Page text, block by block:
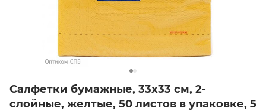
Салфетки бумажные, 33х33 см, 2-
слойные, желтые, 50 листов в упаковке, 5